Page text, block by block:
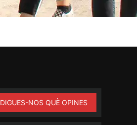
DIGUES-NOS QUÈ OPINES